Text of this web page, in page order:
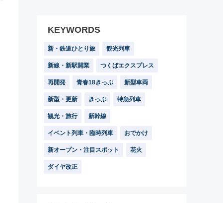
KEYWORDS
新・鉄道ひとり旅 観光列車
新線・新駅開業 つくばエクスプレス
再開発 青春18きっぷ 新型車両
新型・更新 きっぷ 特急列車
観光・旅行 新幹線
イベント列車・臨時列車 おでかけ
新オープン・注目スポット 花火
ダイヤ改正